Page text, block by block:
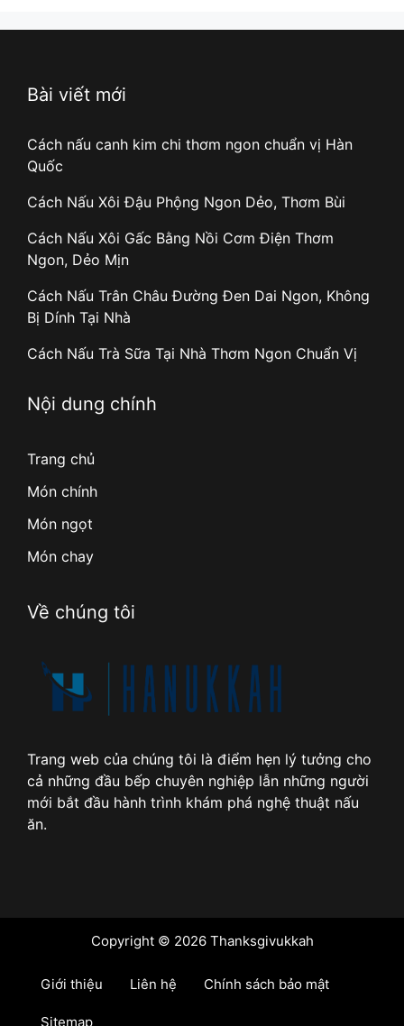
Bài viết mới
Cách nấu canh kim chi thơm ngon chuẩn vị Hàn
Quốc
Cách Nấu Xôi Đậu Phộng Ngon Dẻo, Thơm Bùi
Cách Nấu Xôi Gấc Bằng Nồi Cơm Điện Thơm
Ngon, Dẻo Mịn
Cách Nấu Trân Châu Đường Đen Dai Ngon, Không
Bị Dính Tại Nhà
Cách Nấu Trà Sữa Tại Nhà Thơm Ngon Chuẩn Vị
Nội dung chính
Trang chủ
Món chính
Món ngọt
Món chay
Về chúng tôi
Trang web của chúng tôi là điểm hẹn lý tưởng cho
cả những đầu bếp chuyên nghiệp lẫn những người
mới bắt đầu hành trình khám phá nghệ thuật nấu
ăn.
Copyright © 2026 Thanksgivukkah
Giới thiệu Liên hệ Chính sách bảo mật
Sitemap